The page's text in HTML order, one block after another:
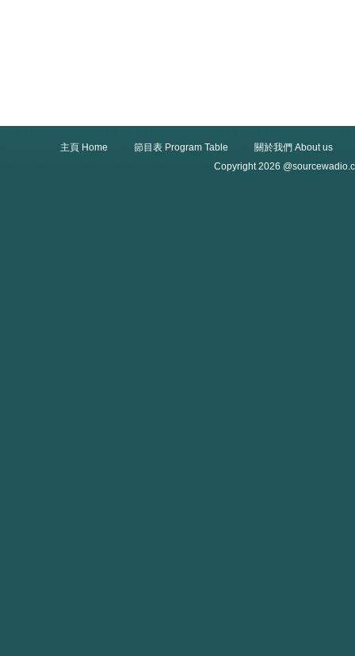
主頁 Home 節目表 Program Table
關於我們 About us
Copyright 2026